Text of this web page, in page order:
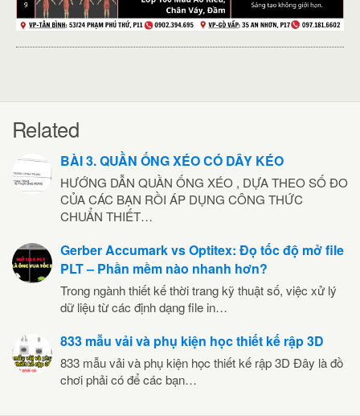
Related
BÀI 3. QUẦN ỐNG XÉO CÓ DÂY KÉO
HƯỚNG DẪN QUẦN ỐNG XÉO , DỰA THEO SỐ ĐO
CỦA CÁC BẠN RỒI ÁP DỤNG CÔNG THỨC
CHUẨN THIẾT…
Gerber Accumark vs Optitex: Đọ tốc độ mở file
PLT – Phần mềm nào nhanh hơn?
Trong ngành thiết kế thời trang kỹ thuật số, việc xử lý
dữ liệu từ các định dạng file in…
833 mẫu vải và phụ kiện học thiết kế rập 3D
833 mẫu vải và phụ kiện học thiết kế rập 3D Đây là đồ
chơi phải có để các bạn…